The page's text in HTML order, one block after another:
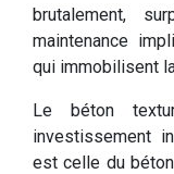
brutalement,
maintenance
qui immobilisent
Le béton
investissement
est celle du